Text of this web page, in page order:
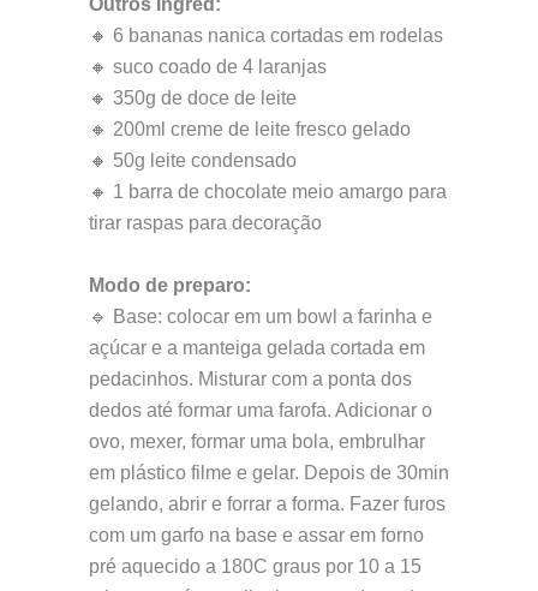
Outros Ingred:
🔸 6 bananas nanica cortadas em rodelas
🔸 suco coado de 4 laranjas
🔸 350g de doce de leite
🔸 200ml creme de leite fresco gelado
🔸 50g leite condensado
🔸 1 barra de chocolate meio amargo para
tirar raspas para decoração
Modo de preparo:
🔹 Base: colocar em um bowl a farinha e
açúcar e a manteiga gelada cortada em
pedacinhos. Misturar com a ponta dos
dedos até formar uma farofa. Adicionar o
ovo, mexer, formar uma bola, embrulhar
em plástico filme e gelar. Depois de 30min
gelando, abrir e forrar a forma. Fazer furos
com um garfo na base e assar em forno
pré aquecido a 180C graus por 10 a 15